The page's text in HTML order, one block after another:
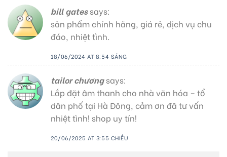
bill gates says:
sản phẩm chính hãng, giá rẻ, dịch vụ chu
đáo, nhiệt tình.
18/06/2024 AT 8:54 SÁNG
tailor chương says:
Lắp đặt âm thanh cho nhà văn hóa – tổ
dân phố tại Hà Đông, cảm ơn đã tư vấn
nhiệt tình! shop uy tín!
20/06/2025 AT 3:55 CHIỀU